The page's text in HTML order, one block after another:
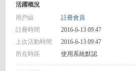
活躍概況
用戶組
註冊會員
註冊時間
2016-6-13 09:47
上次活動時間
2016-6-13 09:47
所在時區
使用系統默認